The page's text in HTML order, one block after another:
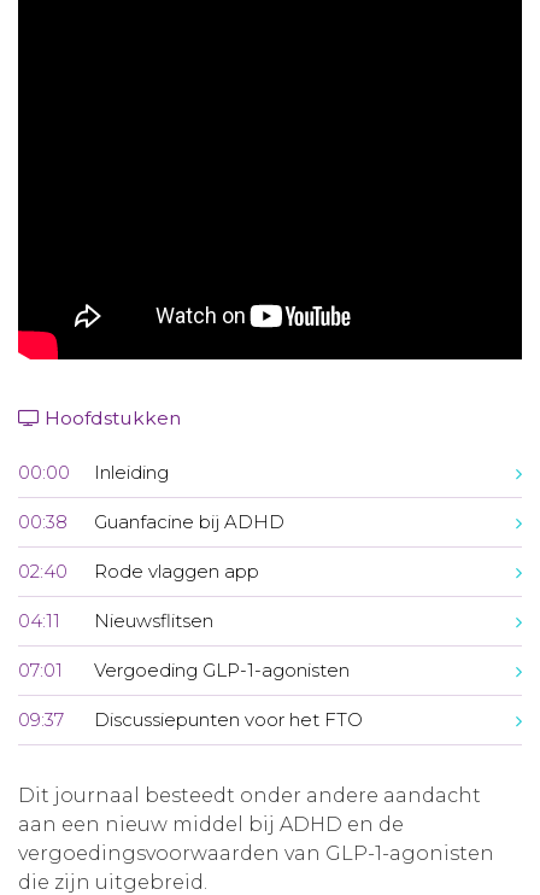
Hoofdstukken
00:00 Inleiding
00:38 Guanfacine bij ADHD
02:40 Rode vlaggen app
04:11 Nieuwsflitsen
07:01 Vergoeding GLP-1-agonisten
09:37 Discussiepunten voor het FTO
Dit journaal besteedt onder andere aandacht
aan een nieuw middel bij ADHD en de
vergoedingsvoorwaarden van GLP-1-agonisten
die zijn uitgebreid.